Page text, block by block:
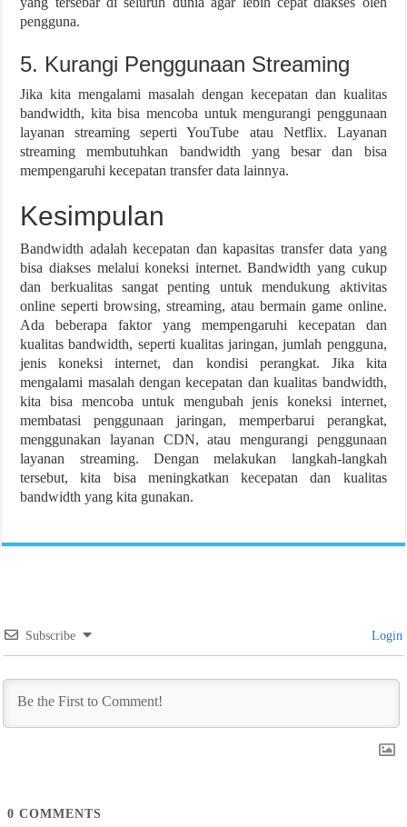
pengguna.
5. Kurangi Penggunaan Streaming
Jika kita mengalami masalah dengan kecepatan dan kualitas
bandwidth, kita bisa mencoba untuk mengurangi penggunaan
layanan streaming seperti YouTube atau Netflix. Layanan
streaming membutuhkan bandwidth yang besar dan bisa
mempengaruhi kecepatan transfer data lainnya.
Kesimpulan
Bandwidth adalah kecepatan dan kapasitas transfer data yang
bisa diakses melalui koneksi internet. Bandwidth yang cukup
dan berkualitas sangat penting untuk mendukung aktivitas
online seperti browsing, streaming, atau bermain game online.
Ada beberapa faktor yang mempengaruhi kecepatan dan
kualitas bandwidth, seperti kualitas jaringan, jumlah pengguna,
jenis koneksi internet, dan kondisi perangkat. Jika kita
mengalami masalah dengan kecepatan dan kualitas bandwidth,
kita bisa mencoba untuk mengubah jenis koneksi internet,
membatasi penggunaan jaringan, memperbarui perangkat,
menggunakan layanan CDN, atau mengurangi penggunaan
layanan streaming. Dengan melakukan langkah-langkah
tersebut, kita bisa meningkatkan kecepatan dan kualitas
bandwidth yang kita gunakan.
Subscribe Login
0 COMMENTS